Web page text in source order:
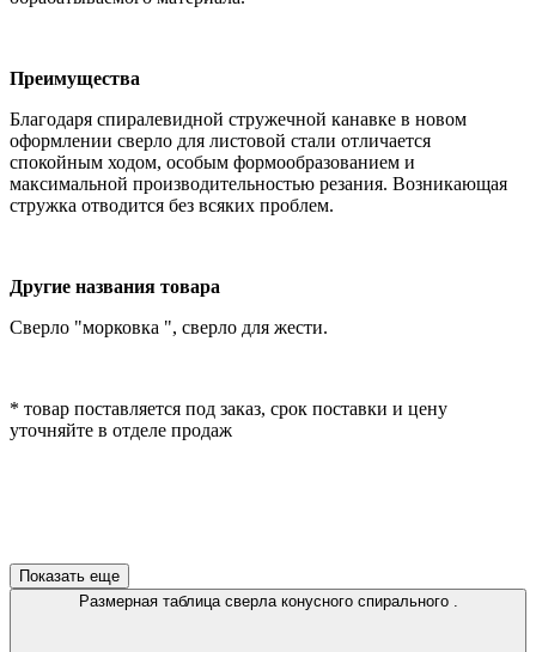
Преимущества
Благодаря спиралевидной стружечной канавке в новом
оформлении сверло для листовой стали отличается
спокойным ходом, особым формообразованием и
максимальной производительностью резания. Возникающая
стружка отводится без всяких проблем.
Другие названия товара
Cверло "морковка ", сверло для жести.
* товар поставляется под заказ, срок поставки и цену
уточняйте в отделе продаж
Показать еще
Размерная таблица сверла конусного спирального .